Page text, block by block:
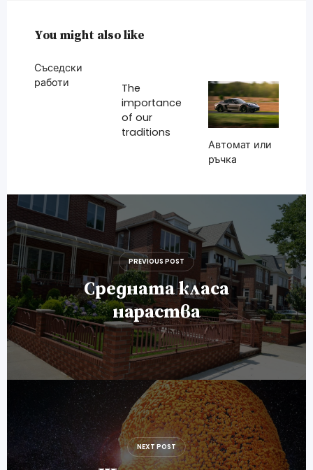
You might also like
Съседски
работи
The
importance
of our
traditions
Автомат или
ръчка
Навигация
PREVIOUS POST
Средната класа
нараства
NEXT POST